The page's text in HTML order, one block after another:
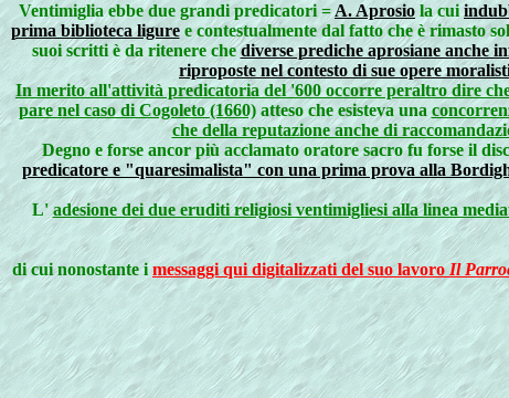
Ventimiglia ebbe due grandi predicatori =A. Aprosio la cui
prima biblioteca liguree contestualmente dal fatto che è rimasto
suoi scritti è da ritenere chediverse prediche aprosiane anche
riproposte nel contesto di sue opere
In merito all'attività predicatoria del '600 occorre peraltro dire
pare nel caso di Cogoleto (1660)atteso che esisteva una
che della reputazione anche di
Degno e forse ancor più acclamato oratore sacro fu forse il
predicatore e "quaresimalista" con una prima prova alla
L' adesione dei due eruditi religiosi ventimigliesi alla linea
di cui nonostante i messaggi qui digitalizzati del suo lavoroIl